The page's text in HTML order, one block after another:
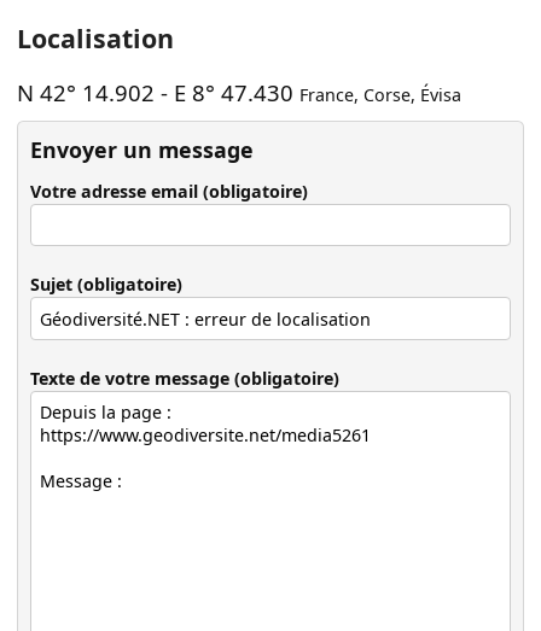
Localisation
N 42° 14.902 - E 8° 47.430 France, Corse, Évisa
Envoyer un message
Votre adresse email (obligatoire)
Sujet (obligatoire)
Texte de votre message (obligatoire)